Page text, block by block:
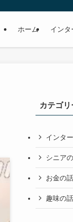
ホーム インタ
カテゴリ
インタ
シニア
お金の
趣味の